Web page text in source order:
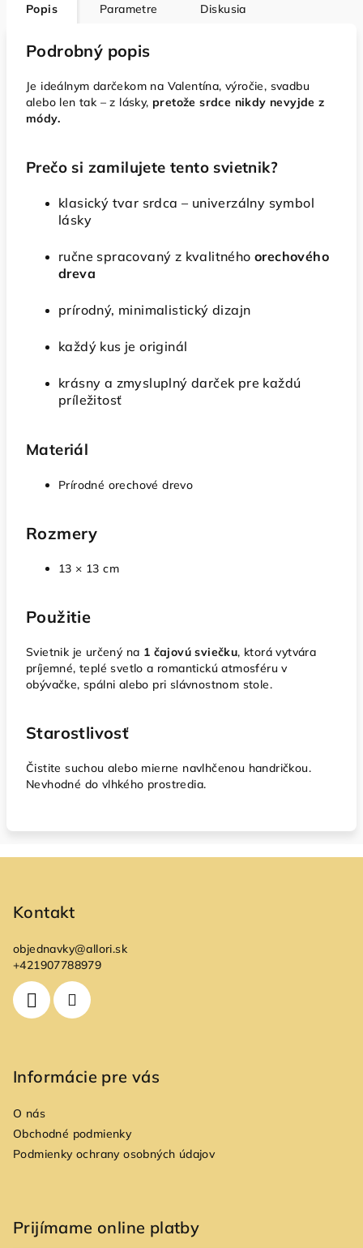
Popis Parametre Diskusia
Podrobný popis
Je ideálnym darčekom na Valentína, výročie, svadbu
alebo len tak – z lásky, pretože srdce nikdy nevyjde z
módy.
Prečo si zamilujete tento svietnik?
klasický tvar srdca – univerzálny symbol
lásky
ručne spracovaný z kvalitného orechového
dreva
prírodný, minimalistický dizajn
každý kus je originál
krásny a zmysluplný darček pre každú
príležitosť
Materiál
Prírodné orechové drevo
Rozmery
13 × 13 cm
Použitie
Svietnik je určený na 1 čajovú sviečku, ktorá vytvára
príjemné, teplé svetlo a romantickú atmosféru v
obývačke, spálni alebo pri slávnostnom stole.
Starostlivosť
Čistite suchou alebo mierne navlhčenou handričkou.
Nevhodné do vlhkého prostredia.
Kontakt
objednavky@allori.sk
+421907788979
Informácie pre vás
O nás
Obchodné podmienky
Podmienky ochrany osobných údajov
Prijímame online platby